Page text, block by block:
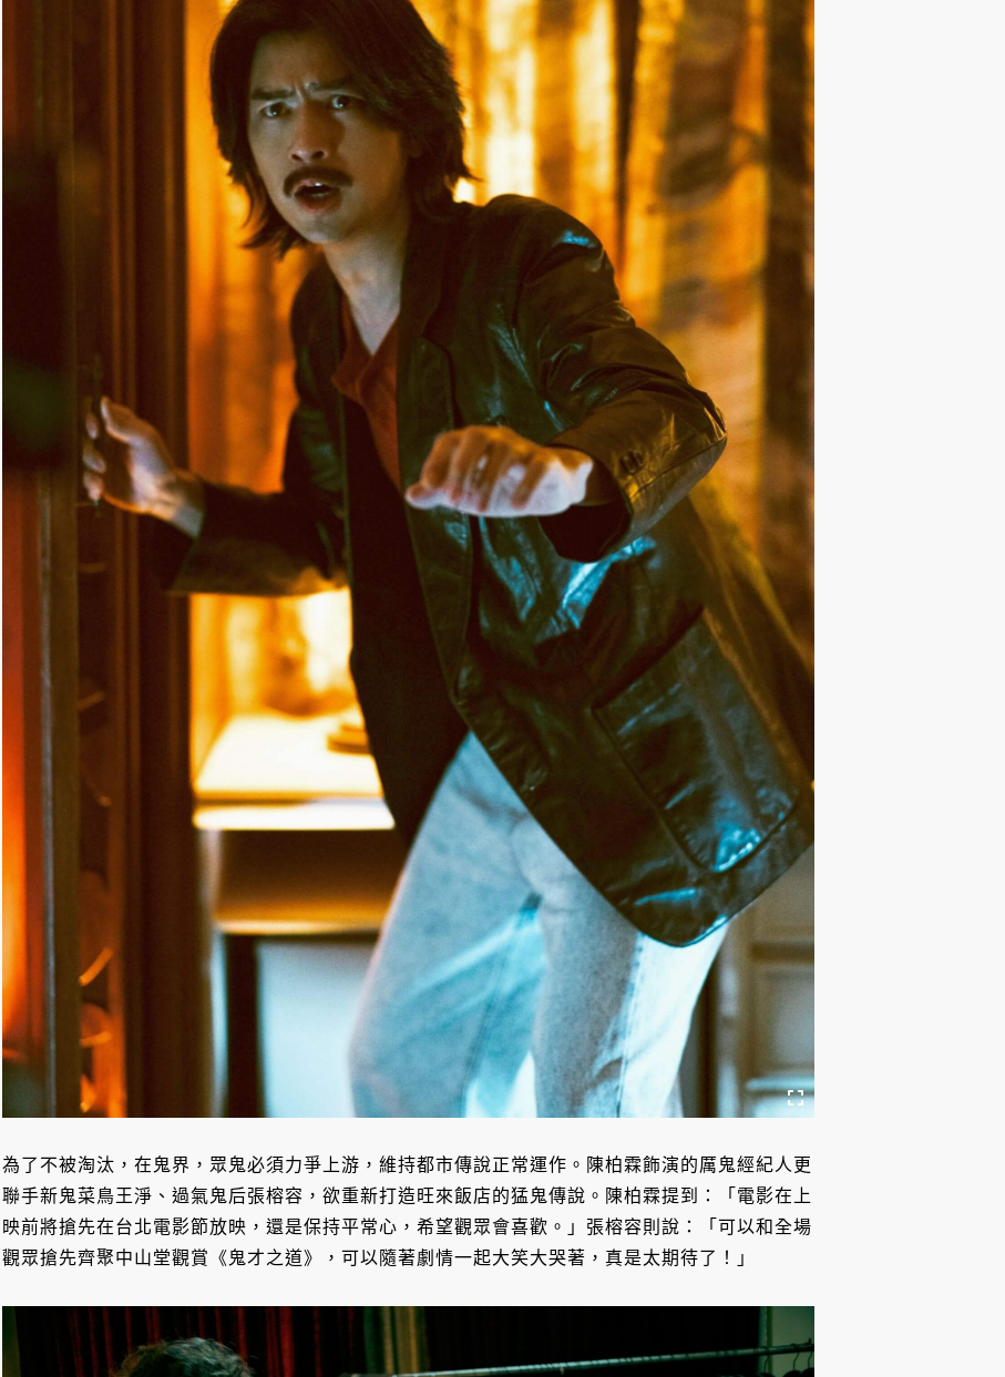
為了不被淘汰，在鬼界，眾鬼必須力爭上游，維持都市傳說正常運作。陳柏霖飾演的厲鬼經紀人更
聯手新鬼菜鳥王淨、過氣鬼后張榕容，欲重新打造旺來飯店的猛鬼傳說。陳柏霖提到：「電影在上
映前將搶先在台北電影節放映，還是保持平常心，希望觀眾會喜歡。」張榕容則說：「可以和全場
觀眾搶先齊聚中山堂觀賞《鬼才之道》，可以隨著劇情一起大笑大哭著，真是太期待了！」